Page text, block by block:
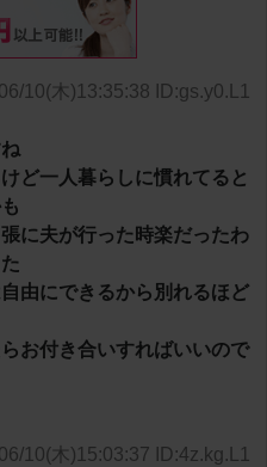
10(木)13:35:38 ID:gs.y0.L1
ど一人暮らしに慣れてると
に夫が行った時楽だったわ
由にできるから別れるほど
お付き合いすればいいので
10(木)15:03:37 ID:4z.kg.L1